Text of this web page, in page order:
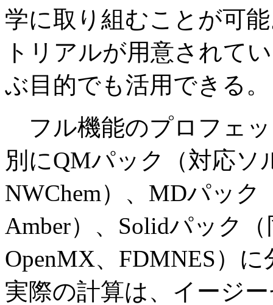
学に取り組むことが可
トリアルが用意されて
ぶ目的でも活用できる。
フル機能のプロフェ
別にQMパック（対応ソ
NWChem）、MDパック
Amber）、Solidパック（
OpenMX、FDMNES）
実際の計算は、イージ